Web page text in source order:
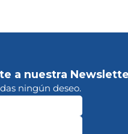
a nuestra
ningún deseo.